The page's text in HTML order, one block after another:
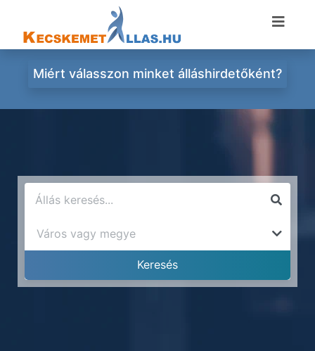
Miért válasszon minket álláshirdetőként?